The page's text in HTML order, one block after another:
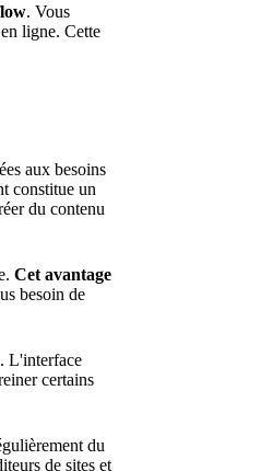
. Vous
ligne. Cette
aux besoins
constitue un
du contenu
Cet avantage
besoin de
L'interface
certains
du
de sites et